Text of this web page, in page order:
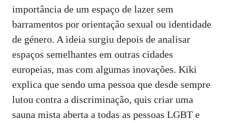
importância de um espaço de lazer sem
barramentos por orientação sexual ou identidade
de género. A ideia surgiu depois de analisar
espaços semelhantes em outras cidades
europeias, mas com algumas inovações. Kiki
explica que sendo uma pessoa que desde sempre
lutou contra a discriminação, quis criar uma
sauna mista aberta a todas as pessoas LGBT e